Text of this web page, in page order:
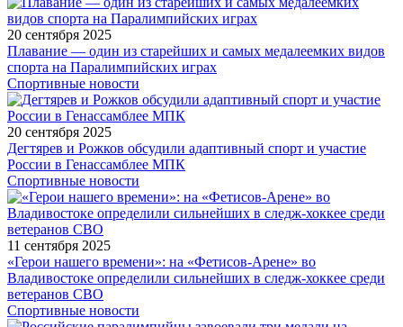
20 сентября 2025
Плавание — один из старейших и самых медалеемких видов
спорта на Паралимпийских играх
Спортивные новости
20 сентября 2025
Дегтярев и Рожков обсудили адаптивный спорт и участие
России в Генассамблее МПК
Спортивные новости
11 сентября 2025
«Герои нашего времени»: на «Фетисов-Арене» во
Владивостоке определили сильнейших в следж-хоккее среди
ветеранов СВО
Спортивные новости